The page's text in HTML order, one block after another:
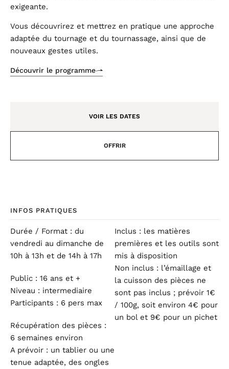
exigeante.
Vous découvrirez et mettrez en pratique une approche
adaptée du tournage et du tournassage, ainsi que de
nouveaux gestes utiles.
Découvrir le programme
VOIR LES DATES
OFFRIR
INFOS PRATIQUES
Durée / Format : du
vendredi au dimanche de
10h à 13h et de 14h à 17h
Public : 16 ans et +
Niveau : intermediaire
Participants : 6 pers max
Récupération des pièces :
6 semaines environ
A prévoir : un tablier ou une
tenue adaptée, des ongles
Inclus : les matières
premières et les outils sont
mis à disposition
Non inclus : l’émaillage et
la cuisson des pièces ne
sont pas inclus ; prévoir 1€
/ 100g, soit environ 4€ pour
un bol et 9€ pour un pichet